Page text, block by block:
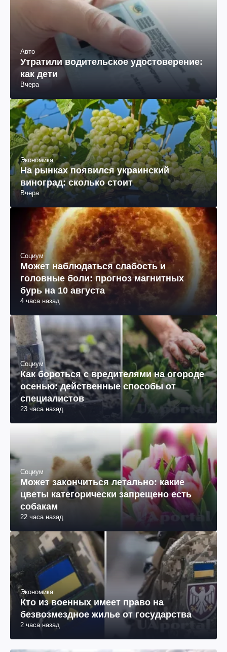
Авто
Утратили водительское удостоверение:
как дети
Вчера
Экономика
На рынках появился украинский
виноград: сколько стоит
Вчера
Социум
Может наблюдаться слабость и
головные боли: прогноз магнитных
бурь на 10 августа
4 часа назад
Социум
Как бороться с вредителями на огороде
осенью: действенные способы от
специалистов
23 часа назад
Социум
Может закончиться летально: какие
цветы категорически запрещено есть
собакам
22 часа назад
Экономика
Кто из военных имеет право на
безвозмездное жилье от государства
2 часа назад